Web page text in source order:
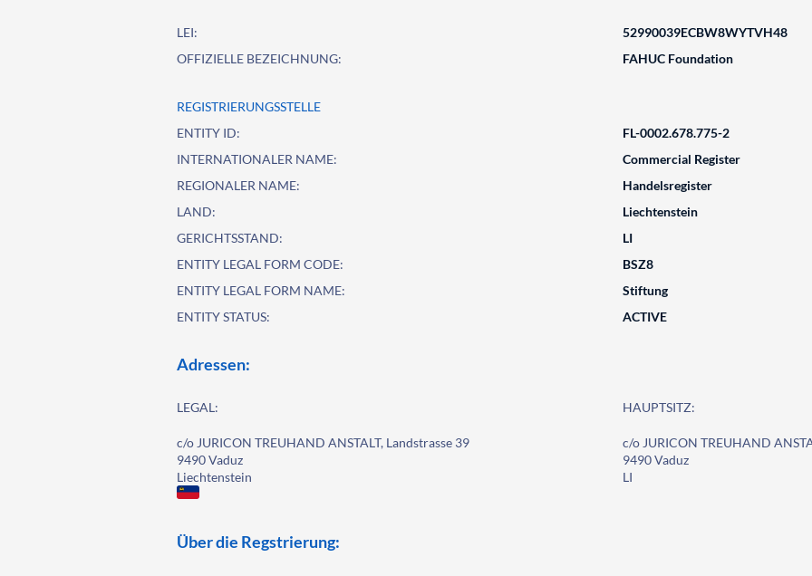
LEI:
52990039ECBW8WYTVH48
OFFIZIELLE BEZEICHNUNG:
FAHUC Foundation
REGISTRIERUNGSSTELLE
ENTITY ID:
FL-0002.678.775-2
INTERNATIONALER NAME:
Commercial Register
REGIONALER NAME:
Handelsregister
LAND:
Liechtenstein
GERICHTSSTAND:
LI
ENTITY LEGAL FORM CODE:
BSZ8
ENTITY LEGAL FORM NAME:
Stiftung
ENTITY STATUS:
ACTIVE
Adressen:
LEGAL:
c/o JURICON TREUHAND ANSTALT, Landstrasse 39
9490 Vaduz
Liechtenstein
HAUPTSITZ:
c/o JURICON TREUHAND
9490 Vaduz
LI
Über die Regstrierung: